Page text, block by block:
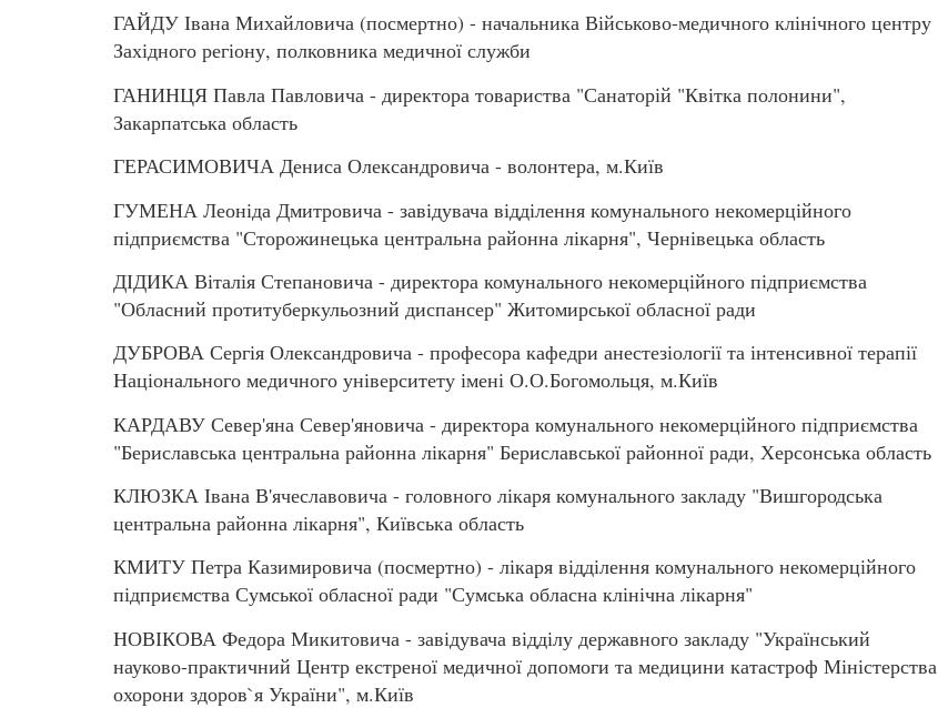
ГАЙДУ Івана Михайловича (посмертно) - начальника Військово-медичного клінічного центру
Західного регіону, полковника медичної служби
ГАНИНЦЯ Павла Павловича - директора товариства "Санаторій "Квітка полонини",
Закарпатська область
ГЕРАСИМОВИЧА Дениса Олександровича - волонтера, м.Київ
ГУМЕНА Леоніда Дмитровича - завідувача відділення комунального некомерційного
підприємства "Сторожинецька центральна районна лікарня", Чернівецька область
ДІДИКА Віталія Степановича - директора комунального некомерційного підприємства
"Обласний протитуберкульозний диспансер" Житомирської обласної ради
ДУБРОВА Сергія Олександровича - професора кафедри анестезіології та інтенсивної терапії
Національного медичного університету імені О.О.Богомольця, м.Київ
КАРДАВУ Север'яна Север'яновича - директора комунального некомерційного підприємства
"Бериславська центральна районна лікарня" Бериславської районної ради, Херсонська область
КЛЮЗКА Івана В'ячеславовича - головного лікаря комунального закладу "Вишгородська
центральна районна лікарня", Київська область
КМИТУ Петра Казимировича (посмертно) - лікаря відділення комунального некомерційного
підприємства Сумської обласної ради "Сумська обласна клінічна лікарня"
НОВІКОВА Федора Микитовича - завідувача відділу державного закладу "Український
науково-практичний Центр екстреної медичної допомоги та медицини катастроф Міністерства
охорони здоров`я України", м.Київ